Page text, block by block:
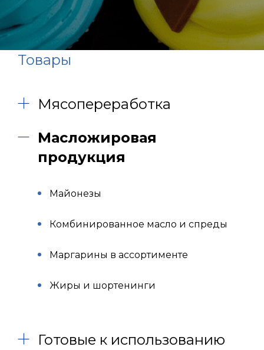
Товары
Мясопереработка
Масложировая
продукция
Майонезы
Комбинированное масло и спреды
Маргарины в ассортименте
Жиры и шортенинги
Готовые к использованию